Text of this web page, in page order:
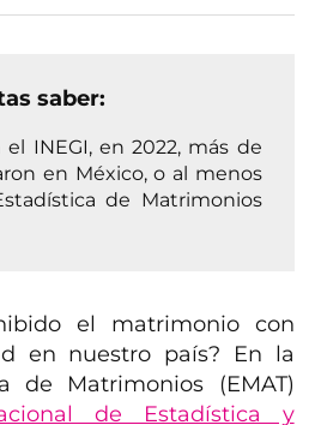
saber:
INEGI, en 2022, más de
en México, o al menos
de Matrimonios
el matrimonio con
en nuestro país? En la
de Matrimonios (EMAT)
de Estadística y